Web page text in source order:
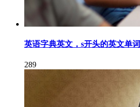
英语字典英文，s开头的英文单词
289